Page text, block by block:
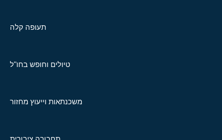
תעופה קלה
טיולים וחופש בחו"ל
משכנתאות וייעוץ מחזור